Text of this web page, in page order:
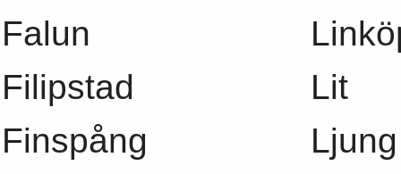
Falun
Filipstad
Finspång
Lit
Ljung